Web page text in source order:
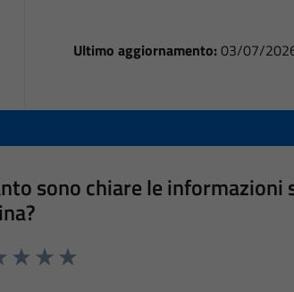
Ultimo aggiornamento: 03/07/
sono chiare le informazioni